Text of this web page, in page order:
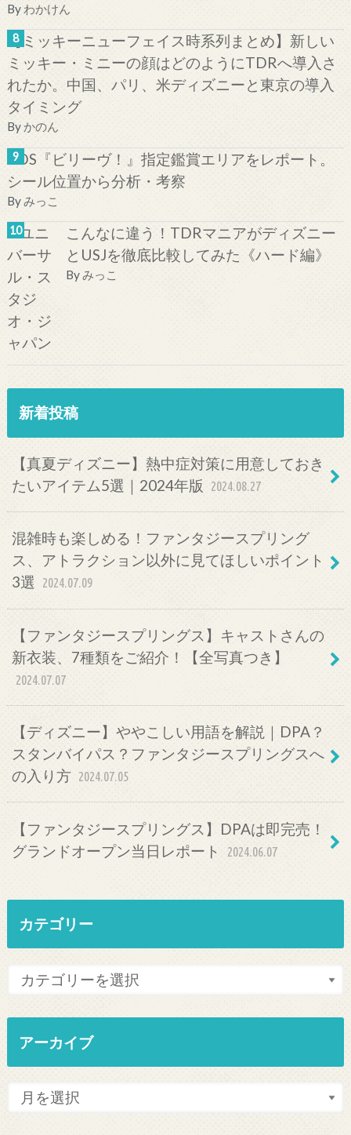
By わかけん
【ミッキーニューフェイス時系列まとめ】新しい
ミッキー・ミニーの顔はどのようにTDRへ導入さ
れたか。中国、パリ、米ディズニーと東京の導入
タイミング
Byかのん
TDS『ビリーヴ！』指定鑑賞エリアをレポート。
シール位置から分析・考察
By みっこ
こんなに違う！TDRマニアがディズニー
とUSJを徹底比較してみた《ハード編》
Byみっこ
新着投稿
【真夏ディズニー】熱中症対策に用意しておき
たいアイテム5選｜2024年版
2024.08.27
混雑時も楽しめる！ファンタジースプリング
ス、アトラクション以外に見てほしいポイント
3選
2024.07.09
【ファンタジースプリングス】キャストさんの
新衣装、7種類をご紹介！【全写真つき】
2024.07.07
【ディズニー】ややこしい用語を解説｜DPA？
スタンバイパス？ファンタジースプリングスへ
の入り方 2024.07.05
【ファンタジースプリングス】DPAは即完売！
グランドオープン当日レポート
2024.06.07
カテゴリー
アーカイブ